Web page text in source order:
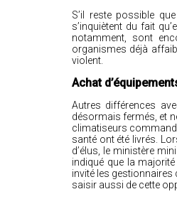
S’il reste possible
s’inquiètent du fait
notamment, sont
organismes déjà
violent.
Achat
Autres différences
désormais fermés, et
climatiseurs
santé ont été livrés.
d’élus, le ministère
indiqué que la
invité les
saisir aussi de cette